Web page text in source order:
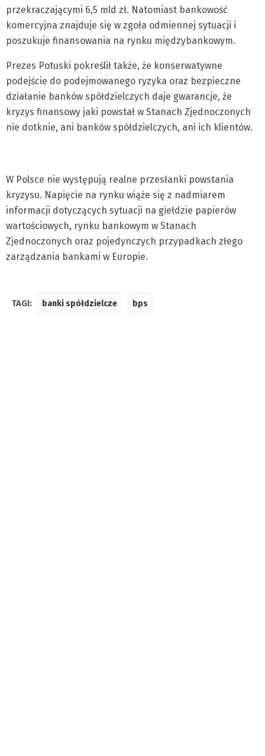
przekraczającymi 6,5 mld zł. Natomiast bankowość
komercyjna znajduje się w zgoła odmiennej sytuacji i
poszukuje finansowania na rynku międzybankowym.
Prezes Potuski pokreślił także, że konserwatywne
podejście do podejmowanego ryzyka oraz bezpieczne
działanie banków spółdzielczych daje gwarancje, że
kryzys finansowy jaki powstał w Stanach Zjednoczonych
nie dotknie, ani banków spółdzielczych, ani ich klientów.
W Polsce nie występują realne przesłanki powstania
kryzysu. Napięcie na rynku wiąże się z nadmiarem
informacji dotyczących sytuacji na giełdzie papierów
wartościowych, rynku bankowym w Stanach
Zjednoczonych oraz pojedynczych przypadkach złego
zarządzania bankami w Europie.
TAGI: banki spółdzielcze bps